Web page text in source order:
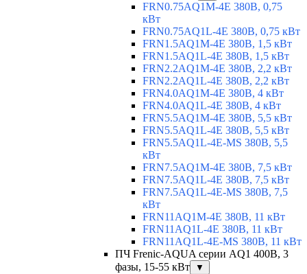
FRN0.75AQ1M-4E 380В, 0,75
кВт
FRN0.75AQ1L-4E 380В, 0,75 кВт
FRN1.5AQ1M-4E 380В, 1,5 кВт
FRN1.5AQ1L-4E 380В, 1,5 кВт
FRN2.2AQ1M-4E 380В, 2,2 кВт
FRN2.2AQ1L-4E 380В, 2,2 кВт
FRN4.0AQ1M-4E 380В, 4 кВт
FRN4.0AQ1L-4E 380В, 4 кВт
FRN5.5AQ1M-4E 380В, 5,5 кВт
FRN5.5AQ1L-4E 380В, 5,5 кВт
FRN5.5AQ1L-4E-MS 380В, 5,5
кВт
FRN7.5AQ1M-4E 380В, 7,5 кВт
FRN7.5AQ1L-4E 380В, 7,5 кВт
FRN7.5AQ1L-4E-MS 380В, 7,5
кВт
FRN11AQ1M-4E 380В, 11 кВт
FRN11AQ1L-4E 380В, 11 кВт
FRN11AQ1L-4E-MS 380В, 11 кВт
ПЧ Frenic-AQUA серии AQ1 400В, 3
фазы, 15-55 кВт
▼